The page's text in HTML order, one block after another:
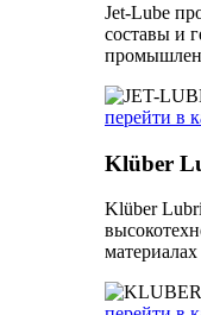
Jet-Lube
составы и
перейти в
Klüber
Klüber